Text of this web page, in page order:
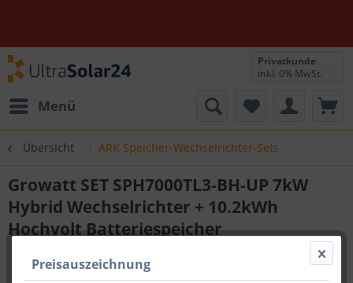
Menü
Privatkunde
inkl. 0% MwSt.
Übersicht ARK Speicher-Wechselrichter-Sets
Growatt SET SPH7000TL3-BH-UP 7kW
Hybrid Wechselrichter + 10.2kWh
Hochvolt Batteriespeicher
Preisauszeichnung